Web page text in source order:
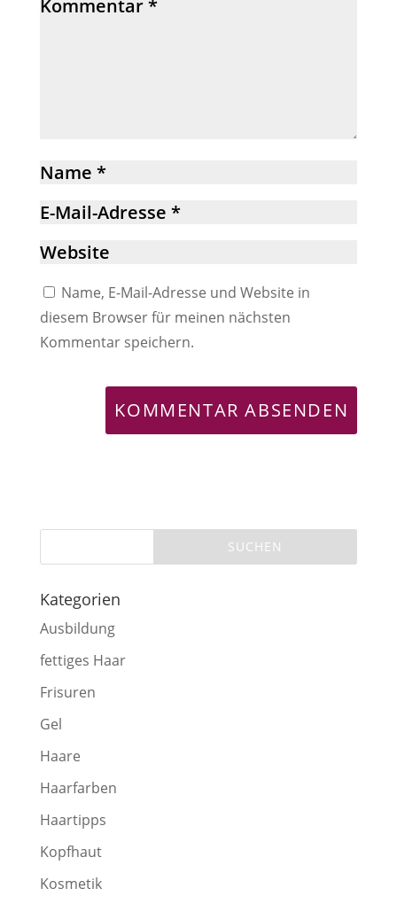
Name, E-Mail-Adresse und Website in
diesem Browser für meinen nächsten
Kommentar speichern.
Kategorien
Ausbildung
fettiges Haar
Frisuren
Gel
Haare
Haarfarben
Haartipps
Kopfhaut
Kosmetik